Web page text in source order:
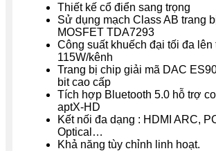
Thiết kế cổ điển sang trọng
Sử dụng mạch Class AB trang
MOSFET TDA7293
Công suất khuếch đại tối đa lên
115W/kênh
Trang bị chip giải mã DAC
bit cao cấp
Tích hợp Bluetooth 5.0 hỗ trợ
aptX-HD
Kết nối đa dạng : HDMI ARC,
Optical…
Khả năng tùy chỉnh linh hoạt.